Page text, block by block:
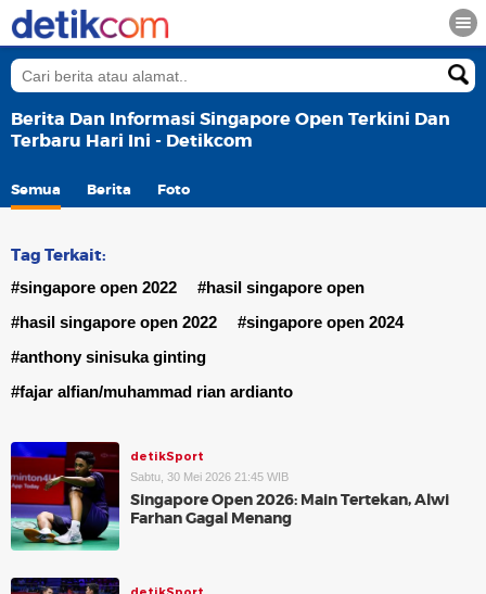
Berita Dan Informasi Singapore Open Terkini Dan
Terbaru Hari Ini - Detikcom
Semua Berita Foto
Tag Terkait:
#singapore open 2022
#hasil singapore open
#hasil singapore open 2022
#singapore open 2024
#anthony sinisuka ginting
#fajar alfian/muhammad rian ardianto
detikSport
Sabtu, 30 Mei 2026 21:45 WIB
Singapore Open 2026: Main Tertekan, Alwi
Farhan Gagal Menang